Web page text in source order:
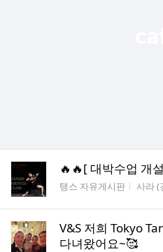
🔥🔥[ 대박수업 개
게시판명
탱스 자유게시판 작성자
사라 (
V&S 저희 Tokyo
다녀왔어요~🥰